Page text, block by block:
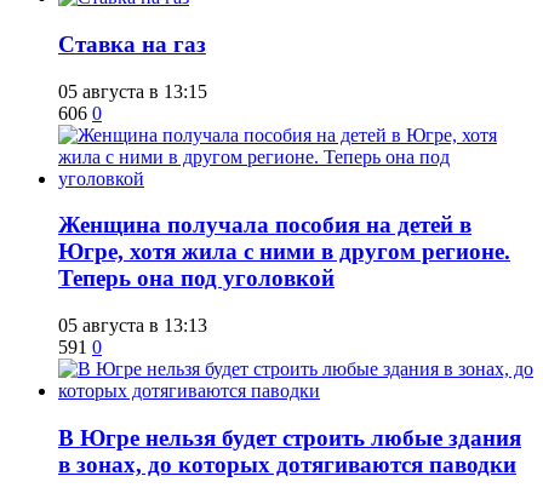
Ставка на газ
05 августа в 13:15
606 0
Женщина получала пособия на детей в
Югре, хотя жила с ними в другом регионе.
Теперь она под уголовкой
05 августа в 13:13
591 0
В Югре нельзя будет строить любые здания
в зонах, до которых дотягиваются паводки